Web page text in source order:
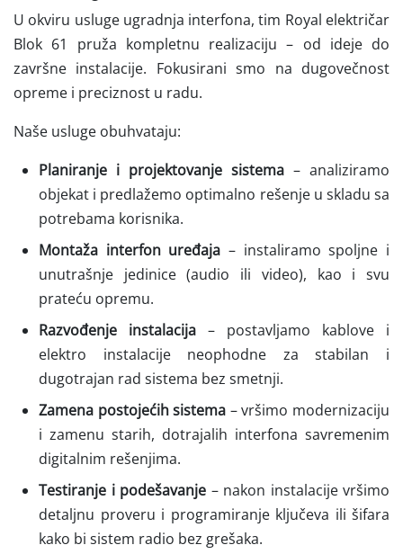
U okviru usluge ugradnja interfona, tim Royal električar
Blok 61 pruža kompletnu realizaciju – od ideje do
završne instalacije. Fokusirani smo na dugovečnost
opreme i preciznost u radu.
Naše usluge obuhvataju:
Planiranje i projektovanje sistema – analiziramo
objekat i predlažemo optimalno rešenje u skladu sa
potrebama korisnika.
Montaža interfon uređaja – instaliramo spoljne i
unutrašnje jedinice (audio ili video), kao i svu
prateću opremu.
Razvođenje instalacija – postavljamo kablove i
elektro instalacije neophodne za stabilan i
dugotrajan rad sistema bez smetnji.
Zamena postojećih sistema – vršimo modernizaciju
i zamenu starih, dotrajalih interfona savremenim
digitalnim rešenjima.
Testiranje i podešavanje – nakon instalacije vršimo
detaljnu proveru i programiranje ključeva ili šifara
kako bi sistem radio bez grešaka.